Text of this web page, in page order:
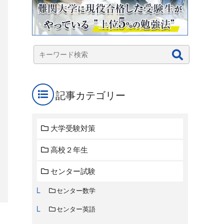
記事カテゴリー
大学受験対策
高校２年生
センター試験
センター数学
センター英語